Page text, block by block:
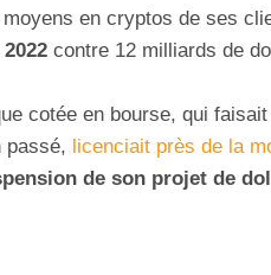
en cryptos de ses
contre 12 milliards de
cotée en bourse, qui
passé, licenciait près de la
de son projet de